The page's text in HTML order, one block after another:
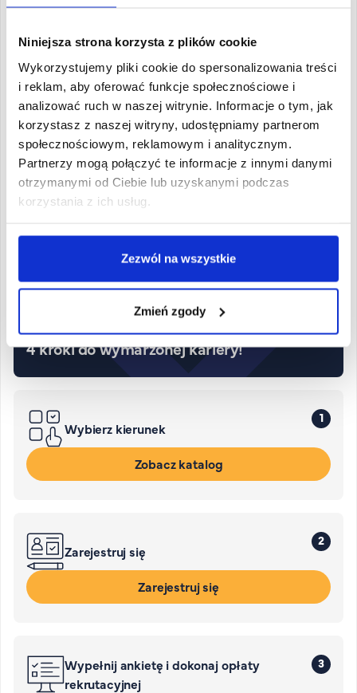
Niniejsza strona korzysta z plików cookie
Wykorzystujemy pliki cookie do spersonalizowania treści
i reklam, aby oferować funkcje społecznościowe i
analizować ruch w naszej witrynie. Informacje o tym, jak
korzystasz z naszej witryny, udostępniamy partnerom
społecznościowym, reklamowym i analitycznym.
Partnerzy mogą połączyć te informacje z innymi danymi
otrzymanymi od Ciebie lub uzyskanymi podczas
korzystania z ich usług.
Zezwól na wszystkie
Zmień zgody
Proces rekrutacji
4 kroki do wymarzonej kariery!
1
Wybierz kierunek
Zobacz katalog
2
Zarejestruj się
Zarejestruj się
3
Wypełnij ankietę i dokonaj opłaty
rekrutacyjnej